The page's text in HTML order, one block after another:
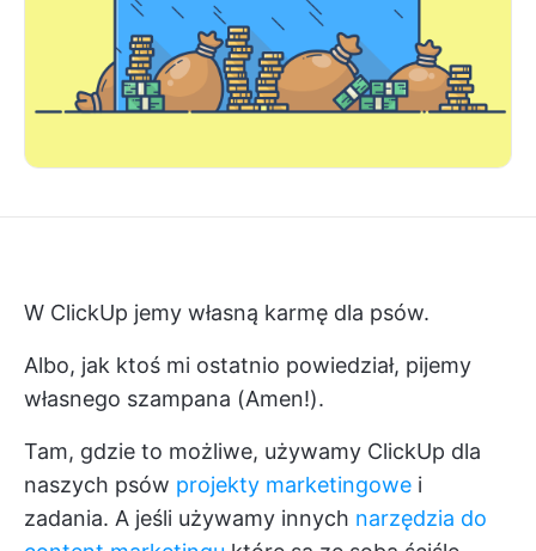
W ClickUp jemy własną karmę dla psów.
Albo, jak ktoś mi ostatnio powiedział, pijemy
własnego szampana (Amen!).
Tam, gdzie to możliwe, używamy ClickUp dla
naszych psów projekty marketingowe i
zadania. A jeśli używamy innych narzędzia do